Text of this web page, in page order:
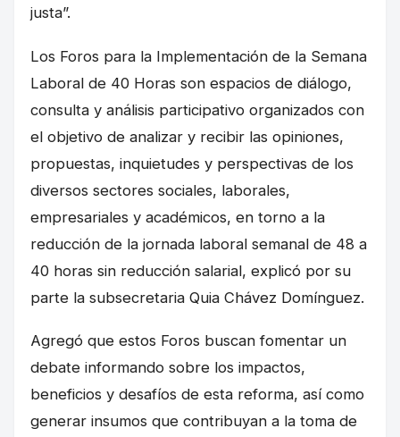
justa”.
Los Foros para la Implementación de la Semana
Laboral de 40 Horas son espacios de diálogo,
consulta y análisis participativo organizados con
el objetivo de analizar y recibir las opiniones,
propuestas, inquietudes y perspectivas de los
diversos sectores sociales, laborales,
empresariales y académicos, en torno a la
reducción de la jornada laboral semanal de 48 a
40 horas sin reducción salarial, explicó por su
parte la subsecretaria Quia Chávez Domínguez.
Agregó que estos Foros buscan fomentar un
debate informando sobre los impactos,
beneficios y desafíos de esta reforma, así como
generar insumos que contribuyan a la toma de